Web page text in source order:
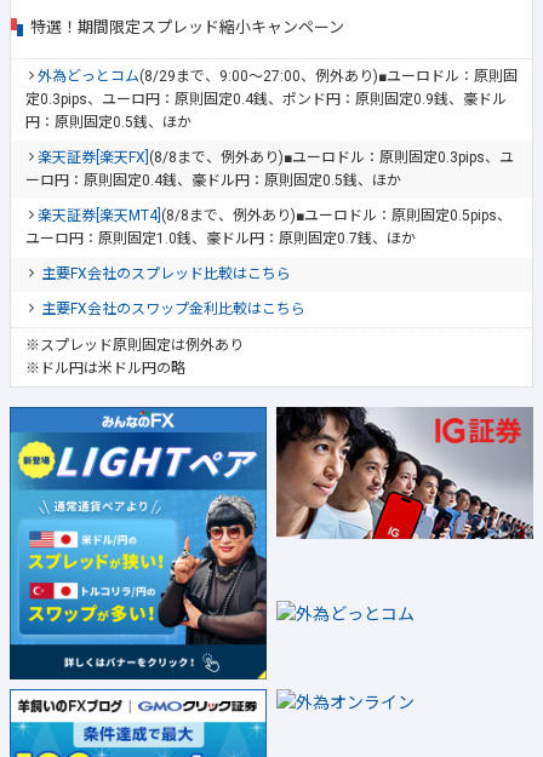
特選！期間限定スプレッド縮小キャンペーン
外為どっとコム(8/29まで、9:00～27:00、例外あり)■ユーロドル：原則固
定0.3pips、ユーロ円：原則固定0.4銭、ポンド円：原則固定0.9銭、豪ドル
円：原則固定0.5銭、ほか
楽天証券[楽天FX] (8/8まで、例外あり)■ユーロドル：原則固定0.3pips、ユ
ーロ円：原則固定0.4銭、豪ドル円：原則固定0.5銭、ほか
楽天証券[楽天MT4] (8/8まで、例外あり)■ユーロドル：原則固定0.5pips、
ユーロ円：原則固定1.0銭、豪ドル円：原則固定0.7銭、ほか
主要FX会社のスプレッド比較はこちら
主要FX会社のスワップ金利比較はこちら
※スプレッド原則固定は例外あり
※ドル円は米ドル円の略